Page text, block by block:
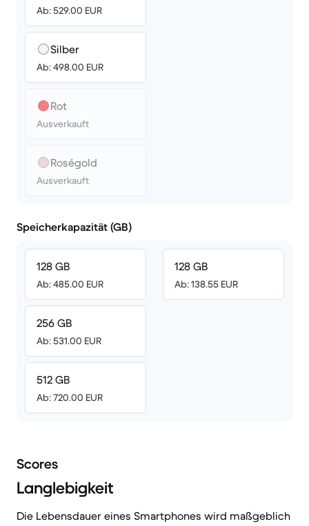
Ab: 529.00 EUR
Silber
Ab: 498.00 EUR
Rot
Ausverkauft
Roségold
Ausverkauft
Speicherkapazität (GB)
128 GB
Ab: 485.00 EUR
256 GB
Ab: 531.00 EUR
512 GB
Ab: 720.00 EUR
128 GB
Ab: 138.55 EUR
Scores
Langlebigkeit
Die Lebensdauer eines Smartphones wird maßgeblich